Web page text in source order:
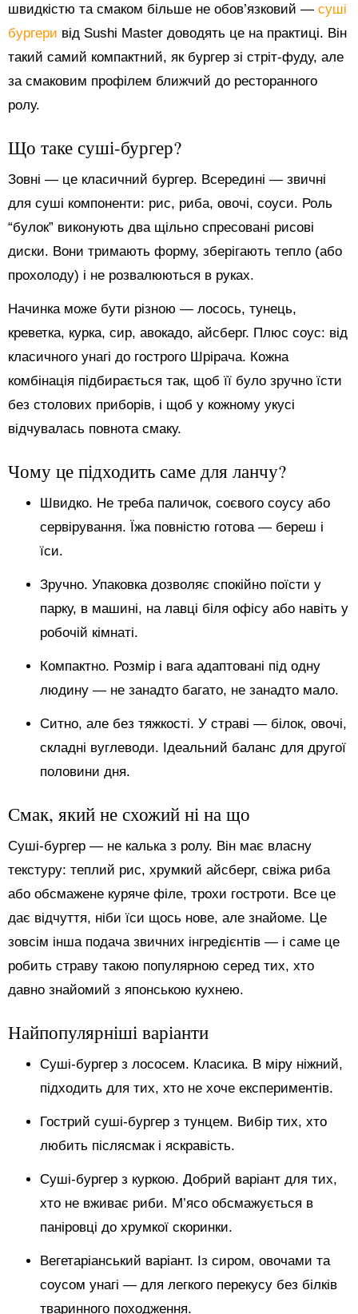
швидкістю та смаком більше не обов’язковий — суші
бургери від Sushi Master доводять це на практиці. Він
такий самий компактний, як бургер зі стріт-фуду, але
за смаковим профілем ближчий до ресторанного
ролу.
Що таке суші-бургер?
Зовні — це класичний бургер. Всередині — звичні
для суші компоненти: рис, риба, овочі, соуси. Роль
“булок” виконують два щільно спресовані рисові
диски. Вони тримають форму, зберігають тепло (або
прохолоду) і не розвалюються в руках.
Начинка може бути різною — лосось, тунець,
креветка, курка, сир, авокадо, айсберг. Плюс соус: від
класичного унагі до гострого Шрірача. Кожна
комбінація підбирається так, щоб її було зручно їсти
без столових приборів, і щоб у кожному укусі
відчувалась повнота смаку.
Чому це підходить саме для ланчу?
Швидко. Не треба паличок, соєвого соусу або
сервірування. Їжа повністю готова — береш і
їси.
Зручно. Упаковка дозволяє спокійно поїсти у
парку, в машині, на лавці біля офісу або навіть у
робочій кімнаті.
Компактно. Розмір і вага адаптовані під одну
людину — не занадто багато, не занадто мало.
Ситно, але без тяжкості. У страві — білок, овочі,
складні вуглеводи. Ідеальний баланс для другої
половини дня.
Смак, який не схожий ні на що
Суші-бургер — не калька з ролу. Він має власну
текстуру: теплий рис, хрумкий айсберг, свіжа риба
або обсмажене куряче філе, трохи гостроти. Все це
дає відчуття, ніби їси щось нове, але знайоме. Це
зовсім інша подача звичних інгредієнтів — і саме це
робить страву такою популярною серед тих, хто
давно знайомий з японською кухнею.
Найпопулярніші варіанти
Суші-бургер з лососем. Класика. В міру ніжний,
підходить для тих, хто не хоче експериментів.
Гострий суші-бургер з тунцем. Вибір тих, хто
любить післясмак і яскравість.
Суші-бургер з куркою. Добрий варіант для тих,
хто не вживає риби. М’ясо обсмажується в
паніровці до хрумкої скоринки.
Вегетаріанський варіант. Із сиром, овочами та
соусом унагі — для легкого перекусу без білків
тваринного походження.